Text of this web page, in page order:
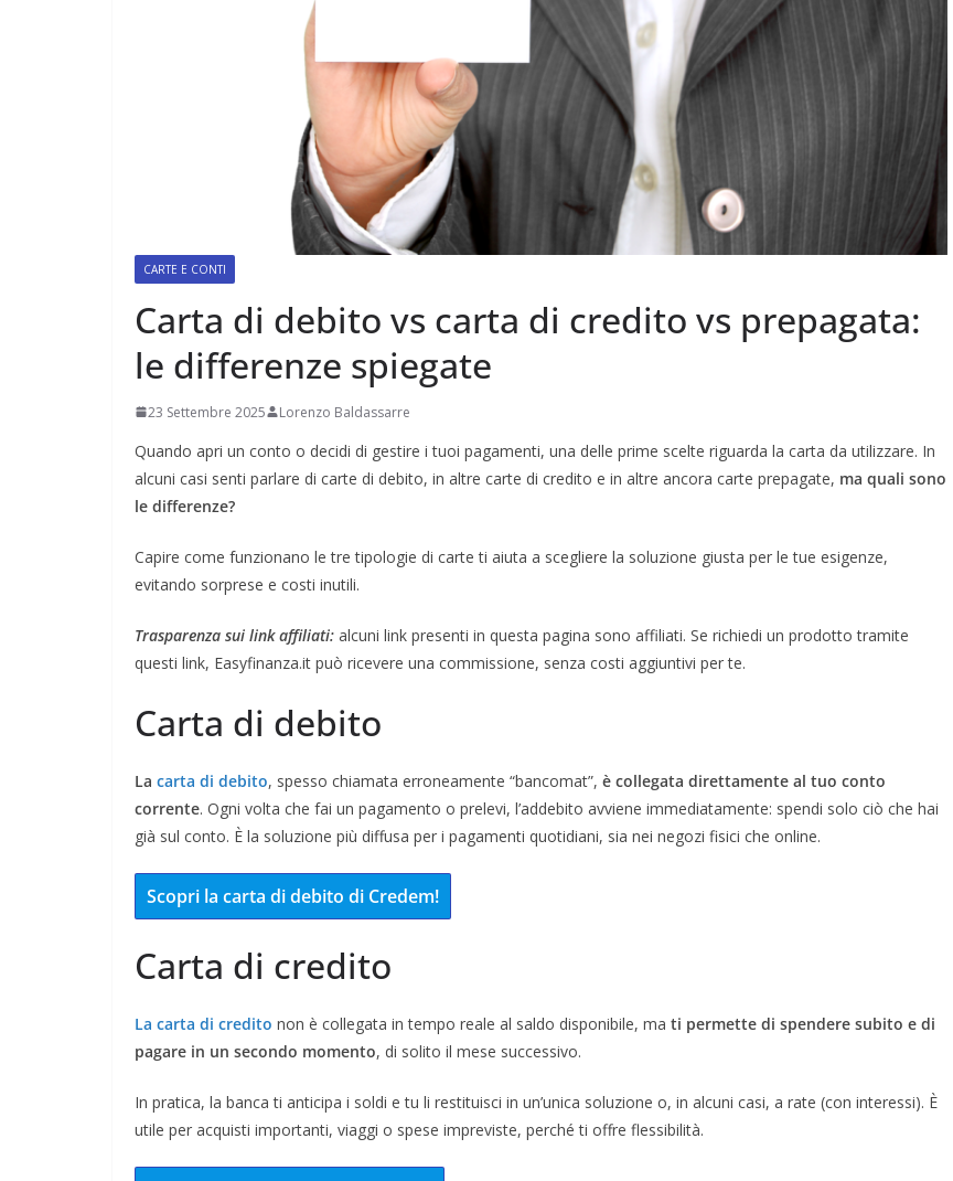
CARTE E CONTI
Carta di debito vs carta di credito vs prepagata:
le differenze spiegate
23 Settembre 2025 Lorenzo Baldassarre
Quando apri un conto o decidi di gestire i tuoi pagamenti, una delle prime scelte riguarda la carta da utilizzare. In
alcuni casi senti parlare di carte di debito, in altre carte di credito e in altre ancora carte prepagate, ma quali sono
le differenze?
Capire come funzionano le tre tipologie di carte ti aiuta a scegliere la soluzione giusta per le tue esigenze,
evitando sorprese e costi inutili.
Trasparenza sui link affiliati: alcuni link presenti in questa pagina sono affiliati. Se richiedi un prodotto tramite
questi link, Easyfinanza.it può ricevere una commissione, senza costi aggiuntivi per te.
Carta di debito
La carta di debito, spesso chiamata erroneamente “bancomat”, è collegata direttamente al tuo conto
corrente. Ogni volta che fai un pagamento o prelevi, l’addebito avviene immediatamente: spendi solo ciò che hai
già sul conto. È la soluzione più diffusa per i pagamenti quotidiani, sia nei negozi fisici che online.
Scopri la carta di debito di Credem!
Carta di credito
La carta di credito non è collegata in tempo reale al saldo disponibile, ma ti permette di spendere subito e di
pagare in un secondo momento, di solito il mese successivo.
In pratica, la banca ti anticipa i soldi e tu li restituisci in un’unica soluzione o, in alcuni casi, a rate (con interessi). È
utile per acquisti importanti, viaggi o spese impreviste, perché ti offre flessibilità.